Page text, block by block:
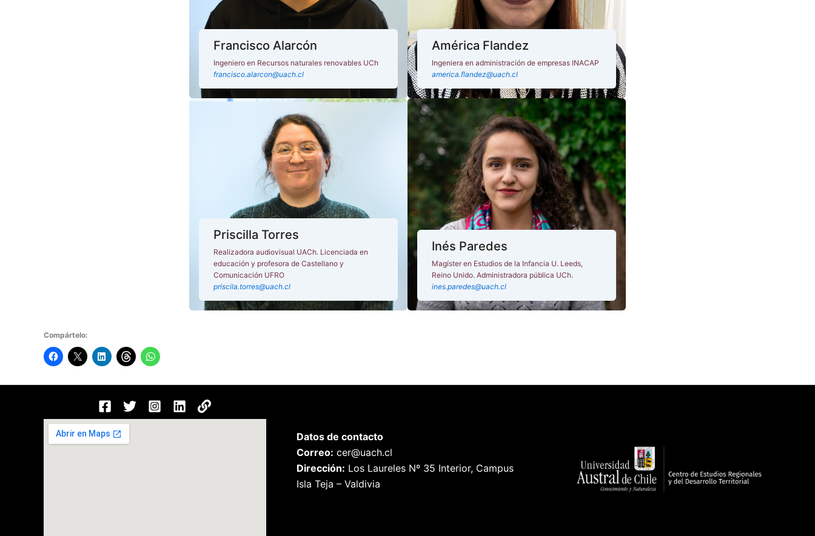
Francisco Alarcón
Ingeniero en Recursos naturales renovables UCh
francisco.alarcon@uach.cl
América Flandez
Ingeniera en administración de empresas INACAP
america.flandez@uach.cl
Priscilla Torres
Realizadora audiovisual UACh. Licenciada en
educación y profesora de Castellano y
Comunicación UFRO
priscila.torres@uach.cl
Inés Paredes
Magíster en Estudios de la Infancia U. Leeds,
Reino Unido. Administradora pública UCh.
ines.paredes@uach.cl
Compártelo:
Datos de contacto
Correo: cer@uach.cl
Dirección: Los Laureles Nº 35 Interior, Campus
Isla Teja – Valdivia